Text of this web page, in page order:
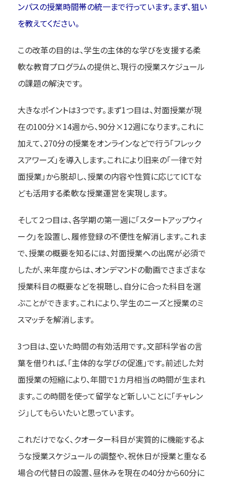
ンパスの授業時間帯の統一まで行っています。まず、狙い
を教えてください。
この改革の目的は、学生の主体的な学びを支援する柔
軟な教育プログラムの提供と、現行の授業スケジュール
の課題の解決です。
大きなポイントは3つです。まず1つ目は、対面授業が現
在の100分×14週から、90分×12週になります。これに
加えて、270分の授業をオンラインなどで行う「フレック
スアワーズ」を導入します。これにより旧来の「一律で対
面授業」から脱却し、授業の内容や性質に応じてICTな
ども活用する柔軟な授業運営を実現します。
そして２つ目は、各学期の第一週に「スタートアップウィ
ーク」を設置し、履修登録の不便性を解消します。これま
で、授業の概要を知るには、対面授業への出席が必須で
したが、来年度からは、オンデマンドの動画でさまざまな
授業科目の概要などを視聴し、自分に合った科目を選
ぶことができます。これにより、学生のニーズと授業のミ
スマッチを解消します。
3つ目は、空いた時間の有効活用です。文部科学省の言
葉を借りれば、「主体的な学びの促進」です。前述した対
面授業の短縮により、年間で1カ月相当の時間が生まれ
ます。この時間を使って留学など新しいことに「チャレン
ジ」してもらいたいと思っています。
これだけでなく、クオーター科目が実質的に機能するよ
うな授業スケジュールの調整や、祝休日が授業と重なる
場合の代替日の設置、昼休みを現在の40分から60分に